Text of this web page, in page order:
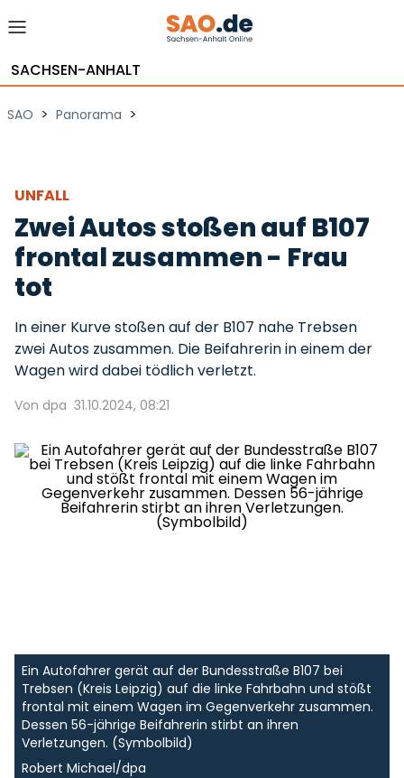
SACHSEN-ANHALT
SAO > Panorama >
UNFALL
Zwei Autos stoßen auf B107
frontal zusammen - Frau
tot
In einer Kurve stoßen auf der B107 nahe Trebsen
zwei Autos zusammen. Die Beifahrerin in einem der
Wagen wird dabei tödlich verletzt.
Von dpa 31.10.2024, 08:21
Ein Autofahrer gerät auf der Bundesstraße B107 bei
Trebsen (Kreis Leipzig) auf die linke Fahrbahn und stößt
frontal mit einem Wagen im Gegenverkehr zusammen.
Dessen 56-jährige Beifahrerin stirbt an ihren
Verletzungen. (Symbolbild)
Robert Michael/dpa